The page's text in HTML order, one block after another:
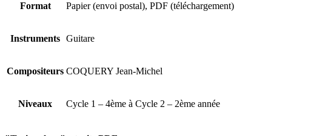
Format Papier (envoi postal), PDF (téléchargement)
Instruments Guitare
Compositeurs COQUERY Jean-Michel
Niveaux Cycle 1 – 4ème à Cycle 2 – 2ème année